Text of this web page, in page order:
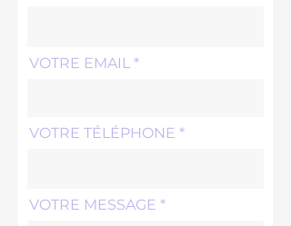
VOTRE EMAIL
VOTRE TÉLÉPHONE
VOTRE MESSAGE